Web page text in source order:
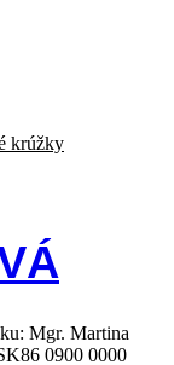
krúžky
Mgr. Martina
0900 0000